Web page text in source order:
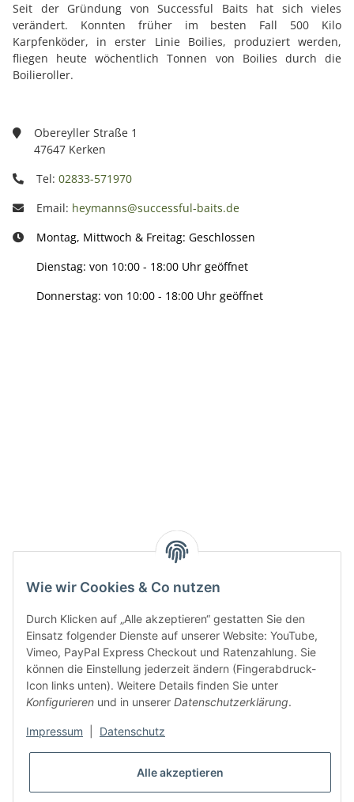
Wie wir Cookies & Co nutzen
Durch Klicken auf „Alle akzeptieren“ gestatten Sie den
Einsatz folgender Dienste auf unserer Website: YouTube,
Vimeo, PayPal Express Checkout und Ratenzahlung. Sie
können die Einstellung jederzeit ändern (Fingerabdruck-
Icon links unten). Weitere Details finden Sie unter
Konfigurieren und in unserer Datenschutzerklärung.
Impressum Datenschutz
Alle akzeptieren
Seit der Gründung von Successful Baits hat sich vieles
verändert. Konnten früher im besten Fall 500 Kilo
Karpfenköder, in erster Linie Boilies, produziert werden,
fliegen heute wöchentlich Tonnen von Boilies durch die
Boilieroller.
Obereyller Straße 1
47647 Kerken
Tel: 02833-571970
Email: heymanns@successful-baits.de
Montag, Mittwoch & Freitag: Geschlossen
Dienstag: von 10:00 - 18:00 Uhr geöffnet
Donnerstag: von 10:00 - 18:00 Uhr geöffnet
Gesetzliche Informationen
* Alle Preise inkl. gesetzlicher USt., zzgl.